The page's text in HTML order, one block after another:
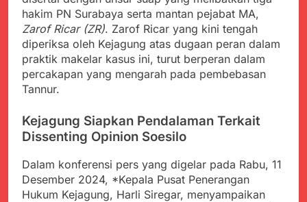
Baru, Satgas Yonif
310/KK Ajak Pelajar
Bersihkan Lingkungan
Sekolah
Juli 19, 2024
Selisih APBD Tahun
2023 Kab.Sukabumi
Sebesar Rp 31 Miliar
Juli 16, 2024
Wujud Kepedulian Polri,
Berangkatkan Empat
Korban Kebakaran KMP
Posko Pusat Tg. Perak
Surabaya
Agustus 5, 2026
SMA Negeri Nyalindung
Sukabumi Diduga
melalui Komite Sekolah,
Disorot karena Dinilai
Bertentangan dengan
Agustus 4, 2026
Ketua Umum FSP
Maritim Indonesia
hakim PN Surabaya serta mantan pejabat MA,
Zarof Ricar (ZR). Zarof Ricar yang kini tengah
diperiksa oleh Kejagung atas dugaan peran dalam
praktik makelar kasus ini, turut berperan dalam
percakapan yang mengarah pada pembebasan
Tannur.
Kejagung Siapkan Pendalaman Terkait
Dissenting Opinion Soesilo
Dalam konferensi pers yang digelar pada Rabu, 11
Desember 2024, *Kepala Pusat Penerangan
Hukum Kejagung, Harli Siregar, menyampaikan